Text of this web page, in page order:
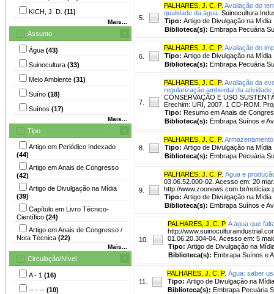
KICH, J. D. (11)
Mais...
Assunto
Água (43)
Suinocultura (33)
Meio Ambiente (31)
Suíno (18)
Suínos (17)
Mais...
Tipo
Artigo em Periódico Indexado
(44)
Artigo em Anais de Congresso
(42)
Artigo de Divulgação na Mídia
(39)
Capítulo em Livro Técnico-
Científico (24)
Artigo em Anais de Congresso /
Nota Técnica (22)
Mais...
Circulação/Nível
A - 1 (16)
-- - -- (10)
5.
PALHARES, J. C. P. Avaliação do
qualidade da água. Suinocultura
Tipo: Artigo de Divulgação na Mídia
Biblioteca(s): Embrapa Pecuária
6.
PALHARES, J. C. P. Avaliação do
Tipo: Artigo de Divulgação na Mídia
Biblioteca(s): Embrapa Pecuária
7.
PALHARES, J. C. P. Avaliação da
regularização ambiental da atividade.
CONSERVAÇÃO E USO
Erechim: URI, 2007. 1 CD-ROM.
Tipo: Resumo em Anais de
Biblioteca(s): Embrapa Suínos e
8.
PALHARES, J. C. P.
Tipo: Artigo de Divulgação na Mídia
Biblioteca(s): Embrapa Pecuária
9.
PALHARES, J. C. P. Água e
03.06.52.000-02. Acesso em: 20
http://www.zoonews.com.br/
Tipo: Artigo de Divulgação na Mídia
Biblioteca(s): Embrapa Suínos e
10.
PALHARES, J. C. P. A água que
http://
01.06.20.304-04. Acesso em: 5
Tipo: Artigo de Divulgação na
Biblioteca(s): Embrapa Suínos e
11.
PALHARES, J. C. P. Água: saber
Tipo: Artigo de Divulgação na Mídia
Biblioteca(s): Embrapa Pecuária